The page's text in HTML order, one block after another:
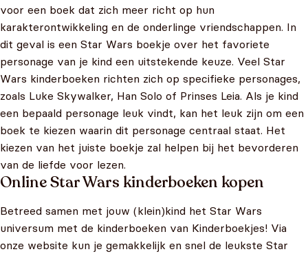
voor een boek dat zich meer richt op hun
karakterontwikkeling en de onderlinge vriendschappen. In
dit geval is een Star Wars boekje over het favoriete
personage van je kind een uitstekende keuze. Veel Star
Wars kinderboeken richten zich op specifieke personages,
zoals Luke Skywalker, Han Solo of Prinses Leia. Als je kind
een bepaald personage leuk vindt, kan het leuk zijn om een
boek te kiezen waarin dit personage centraal staat. Het
kiezen van het juiste boekje zal helpen bij het bevorderen
van de liefde voor lezen.
Online Star Wars kinderboeken kopen
Betreed samen met jouw (klein)kind het Star Wars
universum met de kinderboeken van Kinderboekjes! Via
onze website kun je gemakkelijk en snel de leukste Star